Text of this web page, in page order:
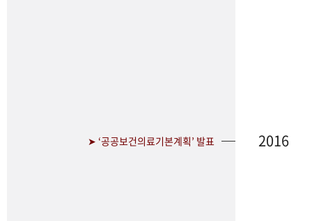
➤ ‘공공보건의료기본계획’ 발표 2016